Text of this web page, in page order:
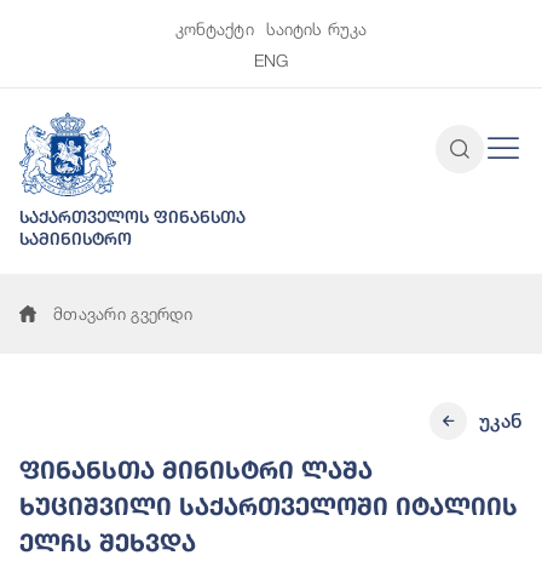
კონტაქტი
საიტის რუკა
ENG
საქართველოს ფინანსთა
სამინისტრო
მთავარი გვერდი
ფინანსთა მინისტრი ლაშა
ხუციშვილი საქართველოში იტალიის
ელჩს შეხვდა
უკან